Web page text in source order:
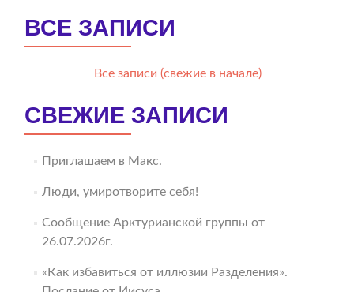
ВСЕ ЗАПИСИ
Все записи (свежие в начале)
СВЕЖИЕ ЗАПИСИ
Приглашаем в Макс.
Люди, умиротворите себя!
Сообщение Арктурианской группы от
26.07.2026г.
«Как избавиться от иллюзии Разделения».